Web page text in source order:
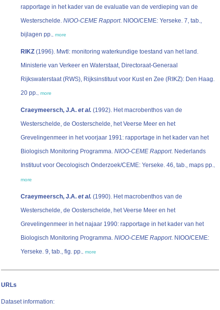
rapportage in het kader van de evaluatie van de verdieping van de
Westerschelde. NIOO-CEME Rapport. NIOO/CEME: Yerseke. 7, tab.,
bijlagen pp., more
RIKZ (1996). Mwtl: monitoring waterkundige toestand van het land.
Ministerie van Verkeer en Waterstaat, Directoraat-Generaal
Rijkswaterstaat (RWS), Rijksinstituut voor Kust en Zee (RIKZ): Den Haag.
20 pp., more
Craeymeersch, J.A. et al. (1992). Het macrobenthos van de
Westerschelde, de Oosterschelde, het Veerse Meer en het
Grevelingenmeer in het voorjaar 1991: rapportage in het kader van het
Biologisch Monitoring Programma. NIOO-CEME Rapport. Nederlands
Instituut voor Oecologisch Onderzoek/CEME: Yerseke. 46, tab., maps pp.,
more
Craeymeersch, J.A. et al. (1990). Het macrobenthos van de
Westerschelde, de Oosterschelde, het Veerse Meer en het
Grevelingenmeer in het najaar 1990: rapportage in het kader van het
Biologisch Monitoring Programma. NIOO-CEME Rapport. NIOO/CEME:
Yerseke. 9, tab., fig. pp., more
URLs
Dataset information: